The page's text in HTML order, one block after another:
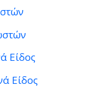
Είδος
Είδος